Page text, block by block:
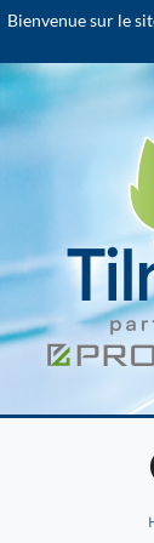
Bienvenue sur le